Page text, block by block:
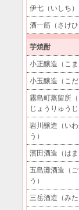
伊七（いしち）
酒一筋（さけひ
芋焼酎
小正醸造（こま
小玉醸造（こだ
霧島町蒸留所
じょうりゅうじ
岩川醸造（い
う）
濱田酒造（はま
五島灘酒造（
う）
三岳酒造（みた